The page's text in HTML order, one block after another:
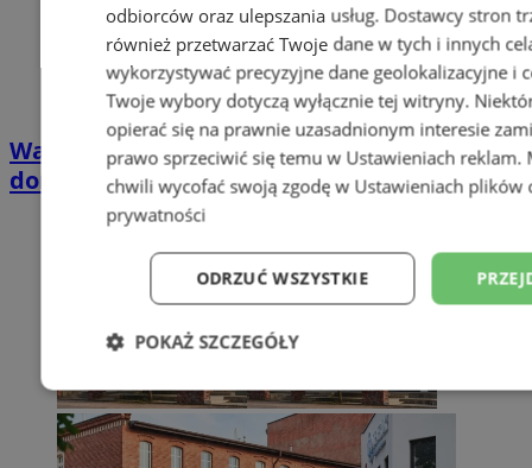
Wakacyjny wypoczynek nad Bałtykiem w
domkach Szmaragdowe Morze
odbiorców oraz ulepszania usług. Dostawcy stron
również przetwarzać Twoje dane w tych i innych
wykorzystywać precyzyjne dane geolokalizacyjne i
Twoje wybory dotyczą wyłącznie tej witryny.
opierać się na prawnie uzasadnionym interesie
prawo sprzeciwić się temu w Ustawieniach reklam.
chwili wycofać swoją zgodę w Ustawieniach plików
prywatności
ODRZUĆ WSZYSTKIE
POKAŻ SZCZEGÓŁY
Niezbędne Wydajność